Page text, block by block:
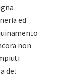
ed
non
del